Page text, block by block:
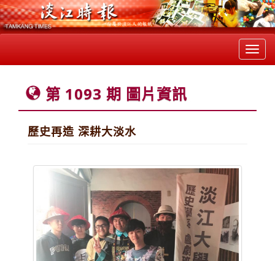
第 1093 期 圖片資訊
歷史再造 深耕大淡水